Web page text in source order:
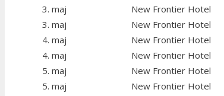
3. maj
New Frontier Hotel
3. maj
New Frontier Hotel
4. maj
New Frontier Hotel
4. maj
New Frontier Hotel
5. maj
New Frontier Hotel
5. maj
New Frontier Hotel